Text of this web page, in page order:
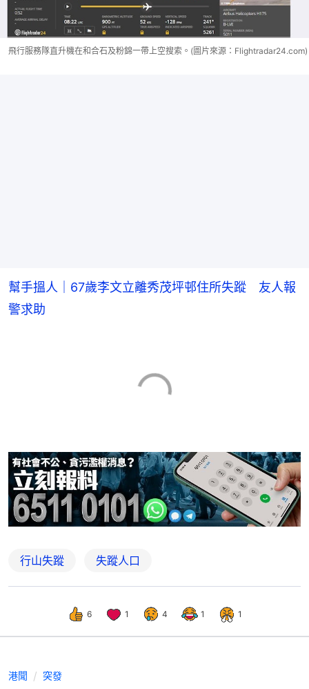
飛行服務隊直升機在和合石及粉錦一帶上空搜索。(圖片來源：Flightradar24.com)
幫手搵人｜67歲李文立離秀茂坪邨住所失蹤 友人報
警求助
行山失蹤 失蹤人口
6 1 4 1 1
港聞 突發